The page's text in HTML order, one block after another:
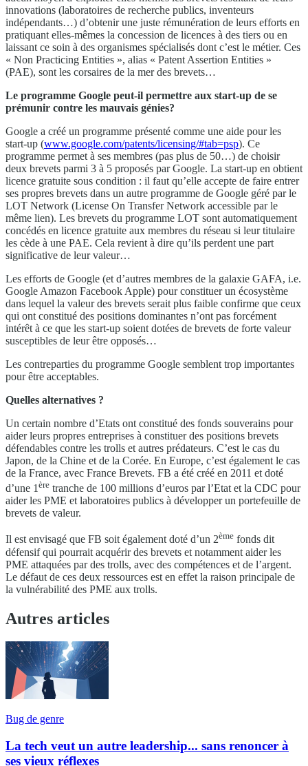
innovations (laboratoires de recherche publics, inventeurs
indépendants…) d’obtenir une juste rémunération de leurs efforts en
pratiquant elles-mêmes la concession de licences à des tiers ou en
laissant ce soin à des organismes spécialisés dont c’est le métier. Ces
« Non Practicing Entities », alias « Patent Assertion Entities »
(PAE), sont les corsaires de la mer des brevets…
Le programme Google peut-il permettre aux start-up de se
prémunir contre les mauvais génies?
Google a créé un programme présenté comme une aide pour les
start-up (www.google.com/patents/licensing/#tab=psp). Ce
programme permet à ses membres (pas plus de 50…) de choisir
deux brevets parmi 3 à 5 proposés par Google. La start-up en obtient
licence gratuite sous condition : il faut qu’elle accepte de faire entrer
ses propres brevets dans un autre programme de Google géré par le
LOT Network (License On Transfer Network accessible par le
même lien). Les brevets du programme LOT sont automatiquement
concédés en licence gratuite aux membres du réseau si leur titulaire
les cède à une PAE. Cela revient à dire qu’ils perdent une part
significative de leur valeur…
Les efforts de Google (et d’autres membres de la galaxie GAFA, i.e.
Google Amazon Facebook Apple) pour constituer un écosystème
dans lequel la valeur des brevets serait plus faible confirme que ceux
qui ont constitué des positions dominantes n’ont pas forcément
intérêt à ce que les start-up soient dotées de brevets de forte valeur
susceptibles de leur être opposés…
Les contreparties du programme Google semblent trop importantes
pour être acceptables.
Quelles alternatives ?
Un certain nombre d’Etats ont constitué des fonds souverains pour
aider leurs propres entreprises à constituer des positions brevets
défendables contre les trolls et autres prédateurs. C’est le cas du
Japon, de la Chine et de la Corée. En Europe, c’est également le cas
de la France, avec France Brevets. FB a été créé en 2011 et doté
d’une 1 ère tranche de 100 millions d’euros par l’Etat et la CDC pour
aider les PME et laboratoires publics à développer un portefeuille de
brevets de valeur.
Il est envisagé que FB soit également doté d’un 2ème fonds dit
défensif qui pourrait acquérir des brevets et notamment aider les
PME attaquées par des trolls, avec des compétences et de l’argent.
Le défaut de ces deux ressources est en effet la raison principale de
la vulnérabilité des PME aux trolls.
Autres articles
Bug de genre
La tech veut un autre leadership... sans renoncer à
ses vieux réflexes